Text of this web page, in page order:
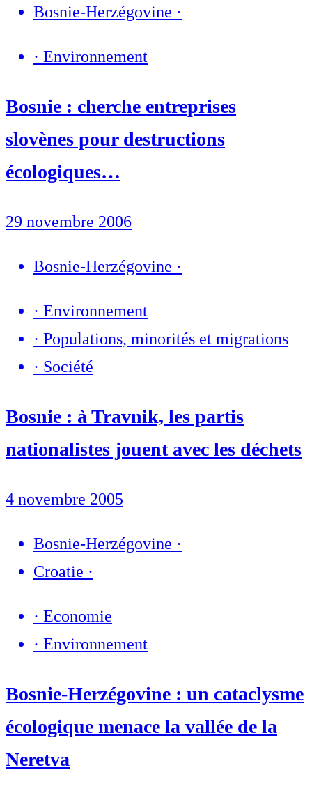
Bosnie-Herzégovine ·
· Environnement
Bosnie : cherche entreprises
slovènes pour destructions
écologiques…
29 novembre 2006
Bosnie-Herzégovine ·
· Environnement
· Populations, minorités et migrations
· Société
Bosnie : à Travnik, les partis
nationalistes jouent avec les déchets
4 novembre 2005
Bosnie-Herzégovine ·
Croatie ·
· Economie
· Environnement
Bosnie-Herzégovine : un cataclysme
écologique menace la vallée de la
Neretva